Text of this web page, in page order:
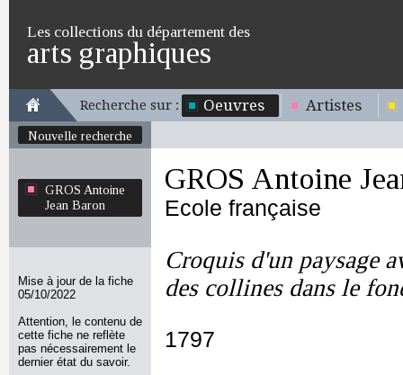
Les collections du département des
arts graphiques
Recherche sur : Oeuvres Artistes
Nouvelle recherche
GROS Antoine
Jean Baron
Mise à jour de la fiche
05/10/2022
Attention, le contenu de
cette fiche ne reflète
pas nécessairement le
dernier état du savoir.
GROS Antoine
Ecole française
Croquis d'un paysage
des collines dans le
1797